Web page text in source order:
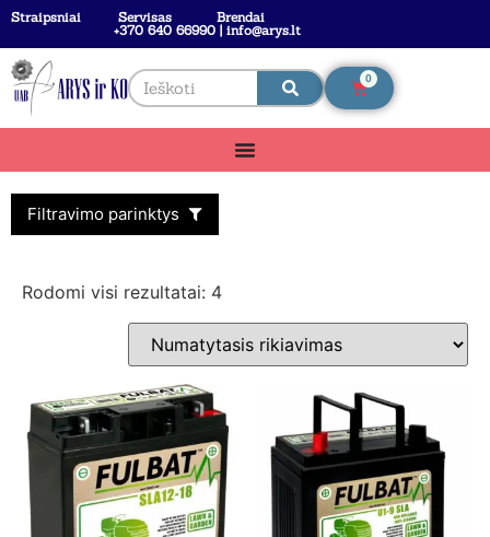
Straipsniai Servisas
Brendai
+370 640 66990 | info@arys.lt
0
Filtravimo parinktys
Rodomi visi rezultatai: 4